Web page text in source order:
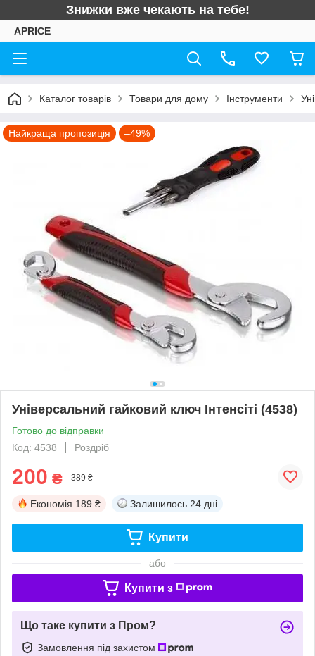
Знижки вже чекають на тебе!
APRICE
Каталог товарів Товари для дому Інструменти
Найкраща пропозиція –49%
Універсальний гайковий ключ Інтенсіті (4538)
Готово до відправки
Код: 4538
Роздріб
200 ₴ 389 ₴
Економія 189 ₴ Залишилось 24 дні
Купити
або
Купити з
Що таке купити з Пром?
Замовлення під захистом